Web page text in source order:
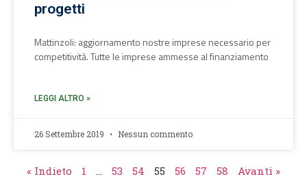
progetti
Mattinzoli: aggiornamento nostre imprese necessario per
competitività. Tutte le imprese ammesse al finanziamento
LEGGI ALTRO »
26 Settembre 2019 Nessun commento
« Indieto 1 … 53 54 55 56 57 58 Avanti »